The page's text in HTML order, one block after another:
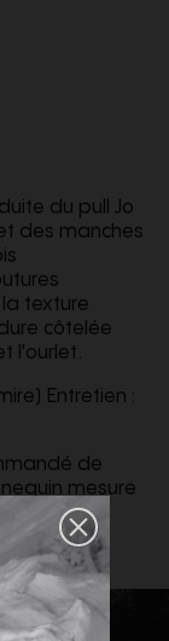
du pull Jo
des manches
texture
côtelée
l'ourlet.
Entretien :
de
mesure